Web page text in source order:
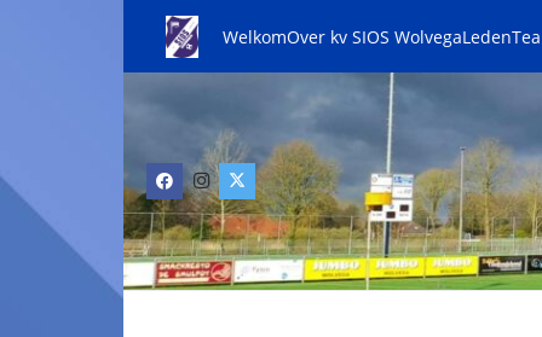
WelkomOver kv SIOS WolvegaLeden